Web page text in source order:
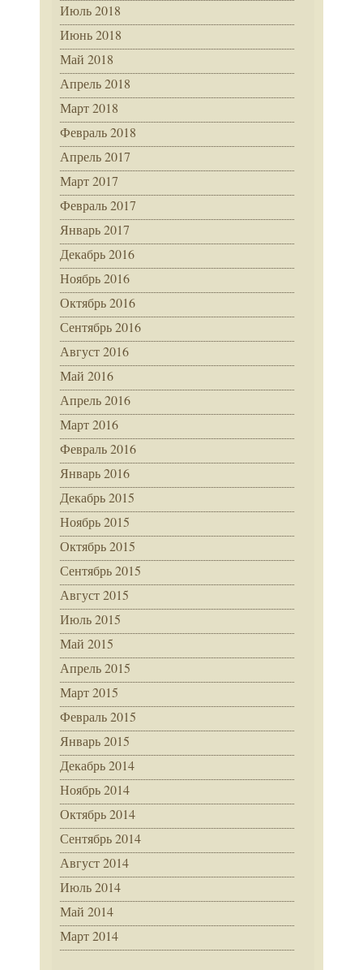
Июль 2018
Июнь 2018
Май 2018
Апрель 2018
Март 2018
Февраль 2018
Апрель 2017
Март 2017
Февраль 2017
Январь 2017
Декабрь 2016
Ноябрь 2016
Октябрь 2016
Сентябрь 2016
Август 2016
Май 2016
Апрель 2016
Март 2016
Февраль 2016
Январь 2016
Декабрь 2015
Ноябрь 2015
Октябрь 2015
Сентябрь 2015
Август 2015
Июль 2015
Май 2015
Апрель 2015
Март 2015
Февраль 2015
Январь 2015
Декабрь 2014
Ноябрь 2014
Октябрь 2014
Сентябрь 2014
Август 2014
Июль 2014
Май 2014
Март 2014